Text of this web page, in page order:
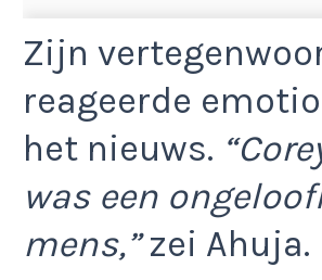
Zijn
reageerde
het nieuws.
was een
mens,”zei Ahuja.